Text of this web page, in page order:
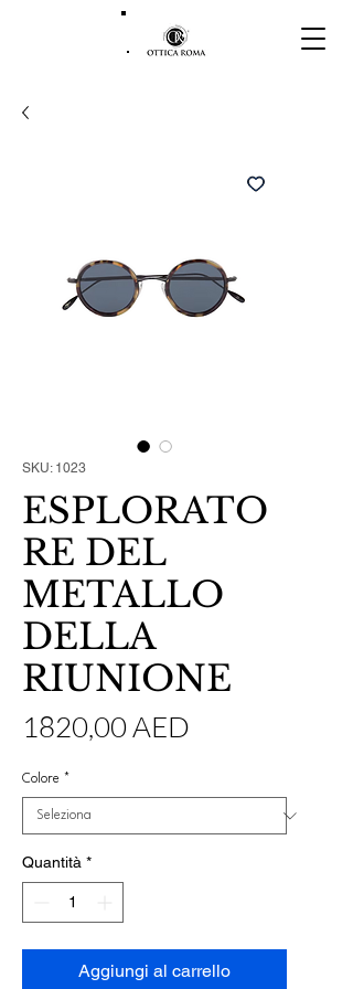
SKU: 1023
ESPLORATO
RE DEL
METALLO
DELLA
RIUNIONE
1820,00 AED
Colore *
Quantità *
Aggiungi al carrello